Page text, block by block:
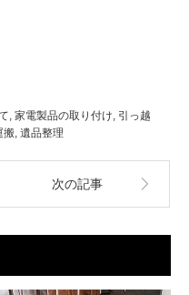
家電製品の取り付け 引っ越
搬 遺品整理
次の記事